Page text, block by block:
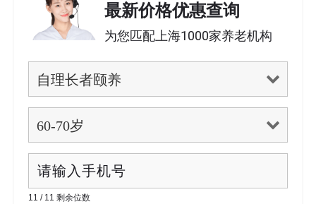
最新价格优惠查询
为您匹配上海1000家养老机构
11 / 11 剩余位数